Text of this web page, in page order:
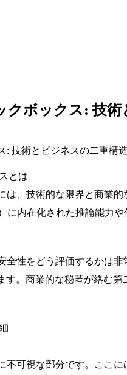
ボックス: 技術
とは
は、技術的な限界と商業
に内在化された推論能力
全性をどう評価するかは
す。商業的な秘匿が絡む
不可視な部分です。ここ